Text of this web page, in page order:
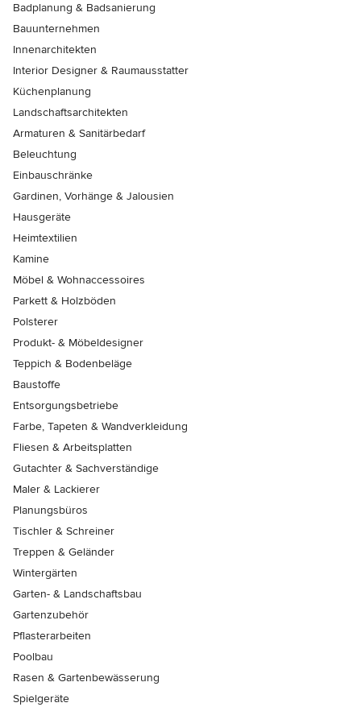
Badplanung & Badsanierung
Bauunternehmen
Innenarchitekten
Interior Designer & Raumausstatter
Küchenplanung
Landschaftsarchitekten
Armaturen & Sanitärbedarf
Beleuchtung
Einbauschränke
Gardinen, Vorhänge & Jalousien
Hausgeräte
Heimtextilien
Kamine
Möbel & Wohnaccessoires
Parkett & Holzböden
Polsterer
Produkt- & Möbeldesigner
Teppich & Bodenbeläge
Baustoffe
Entsorgungsbetriebe
Farbe, Tapeten & Wandverkleidung
Fliesen & Arbeitsplatten
Gutachter & Sachverständige
Maler & Lackierer
Planungsbüros
Tischler & Schreiner
Treppen & Geländer
Wintergärten
Garten- & Landschaftsbau
Gartenzubehör
Pflasterarbeiten
Poolbau
Rasen & Gartenbewässerung
Spielgeräte